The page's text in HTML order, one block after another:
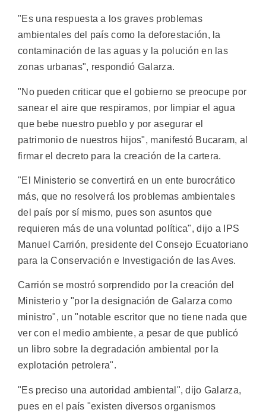
"Es una respuesta a los graves problemas
ambientales del país como la deforestación, la
contaminación de las aguas y la polución en las
zonas urbanas", respondió Galarza.
"No pueden criticar que el gobierno se preocupe por
sanear el aire que respiramos, por limpiar el agua
que bebe nuestro pueblo y por asegurar el
patrimonio de nuestros hijos", manifestó Bucaram, al
firmar el decreto para la creación de la cartera.
"El Ministerio se convertirá en un ente burocrático
más, que no resolverá los problemas ambientales
del país por sí mismo, pues son asuntos que
requieren más de una voluntad política", dijo a IPS
Manuel Carrión, presidente del Consejo Ecuatoriano
para la Conservación e Investigación de las Aves.
Carrión se mostró sorprendido por la creación del
Ministerio y "por la designación de Galarza como
ministro", un "notable escritor que no tiene nada que
ver con el medio ambiente, a pesar de que publicó
un libro sobre la degradación ambiental por la
explotación petrolera".
"Es preciso una autoridad ambiental", dijo Galarza,
pues en el país "existen diversos organismos